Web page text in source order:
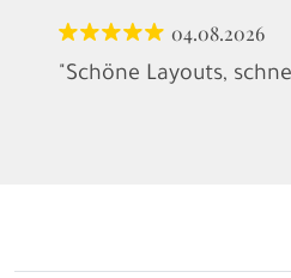
04.08.2026
"Schöne Layouts,